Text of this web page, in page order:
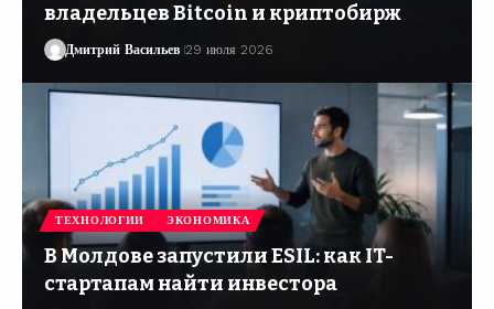
владельцев Bitcoin и криптобирж
Дмитрий Васильев 29 июля 2026
ТЕХНОЛОГИИ ЭКОНОМИКА
В Молдове запустили ESIL: как IT-
стартапам найти инвестора